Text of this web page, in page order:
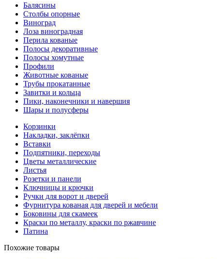
Балясины
Столбы опорные
Виноград
Лоза виноградная
Перила кованые
Полосы декоративные
Полосы хомутные
Профили
Животные кованые
Трубы прокатанные
Завитки и кольца
Пики, наконечники и навершия
Шары и полусферы
Корзинки
Накладки, заклёпки
Вставки
Подпятники, переходы
Цветы металлические
Листья
Розетки и панели
Ключницы и крючки
Ручки для ворот и дверей
Фурнитура кованая для дверей и мебели
Боковины для скамеек
Краски по металлу, краски по ржавчине
Патина
Похожие товары